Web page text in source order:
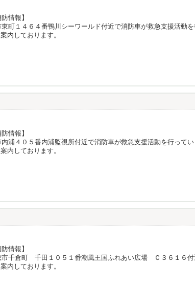
情報】
町１４６４番鴨川シーワールド付近で消防車が救急支援活動を
内しております。
情報】
浦４０５番内浦監視所付近で消防車が救急支援活動を行ってい
内しております。
情報】
市千倉町 千田１０５１番潮風王国ふれあい広場 Ｃ３６１６付
内しております。